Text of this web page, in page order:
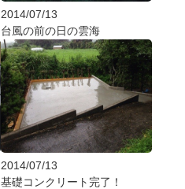
2014/07/13
台風の前の日の雲海
2014/07/13
基礎コンクリート完了！